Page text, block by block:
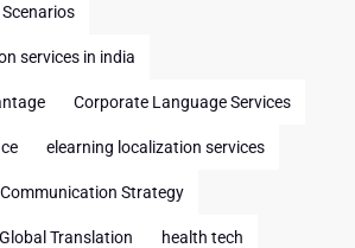
services in india
Corporate Language Services
elearning localization services
Strategy
Global Translation health tech